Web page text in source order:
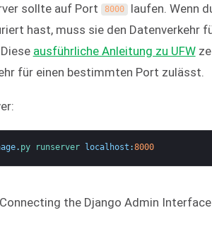
sollte auf Port
8000 laufen. Wenn
hast, muss sie den Datenverkehr
ausführliche Anleitung zu UFW
für einen bestimmten Port zulässt.
. py runserver localhost :8000